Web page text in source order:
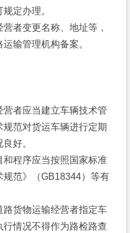
定办理。
者变更名称、地址等，
输管理机构备案。
者应当建立车辆技术管
范对货运车辆进行定期
好。
程序应当按照国家标准
规范》（GB18344）等有
货物运输经营者指定车
情况不得作为路检路查